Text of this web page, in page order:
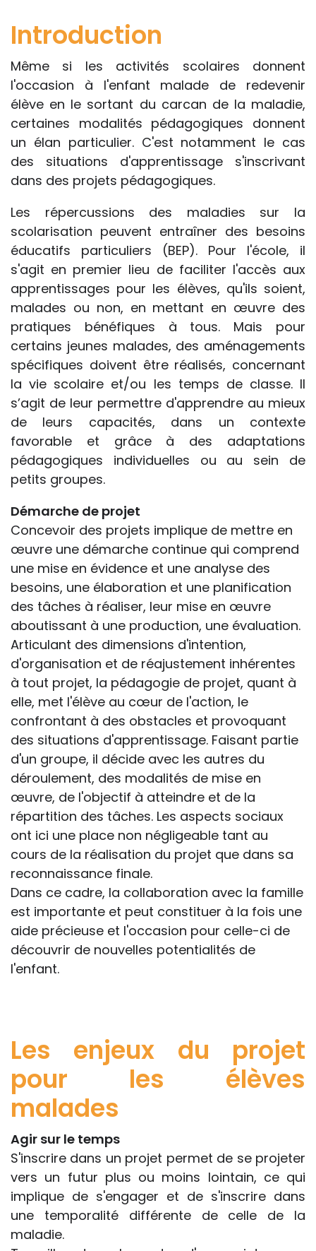
Introduction
Même si les activités scolaires donnent
l'occasion à l'enfant malade de redevenir
élève en le sortant du carcan de la maladie,
certaines modalités pédagogiques donnent
un élan particulier. C'est notamment le cas
des situations d'apprentissage s'inscrivant
dans des projets pédagogiques.
Les répercussions des maladies sur la
scolarisation peuvent entraîner des besoins
éducatifs particuliers (BEP). Pour l'école, il
s'agit en premier lieu de faciliter l'accès aux
apprentissages pour les élèves, qu'ils soient,
malades ou non, en mettant en œuvre des
pratiques bénéfiques à tous. Mais pour
certains jeunes malades, des aménagements
spécifiques doivent être réalisés, concernant
la vie scolaire et/ou les temps de classe. Il
s’agit de leur permettre d'apprendre au mieux
de leurs capacités, dans un contexte
favorable et grâce à des adaptations
pédagogiques individuelles ou au sein de
petits groupes.
Démarche de projet
Concevoir des projets implique de mettre en
œuvre une démarche continue qui comprend
une mise en évidence et une analyse des
besoins, une élaboration et une planification
des tâches à réaliser, leur mise en œuvre
aboutissant à une production, une évaluation.
Articulant des dimensions d'intention,
d'organisation et de réajustement inhérentes
à tout projet, la pédagogie de projet, quant à
elle, met l'élève au cœur de l'action, le
confrontant à des obstacles et provoquant
des situations d'apprentissage. Faisant partie
d'un groupe, il décide avec les autres du
déroulement, des modalités de mise en
œuvre, de l'objectif à atteindre et de la
répartition des tâches. Les aspects sociaux
ont ici une place non négligeable tant au
cours de la réalisation du projet que dans sa
reconnaissance finale.
Dans ce cadre, la collaboration avec la famille
est importante et peut constituer à la fois une
aide précieuse et l'occasion pour celle-ci de
découvrir de nouvelles potentialités de
l'enfant.
Les enjeux du projet
pour les élèves
malades
Agir sur le temps
S'inscrire dans un projet permet de se projeter
vers un futur plus ou moins lointain, ce qui
implique de s'engager et de s'inscrire dans
une temporalité différente de celle de la
maladie.
les paramètres spécifiques d’une
décisions, ce qui ne peut être le cas des
rédacteurs des fiches, qui sont
évidemment dans l’impossibilité de les
apprécier in abstracto.